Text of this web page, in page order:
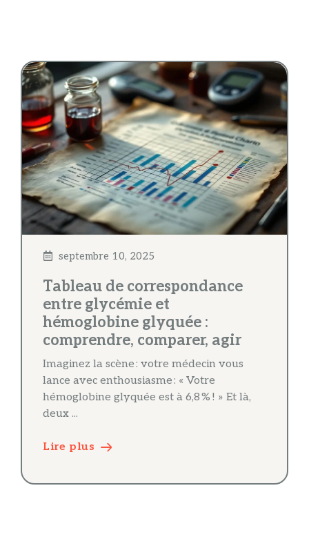
septembre 10, 2025
Tableau de correspondance
entre glycémie et
hémoglobine glyquée :
comprendre, comparer, agir
Imaginez la scène : votre médecin vous
lance avec enthousiasme : « Votre
hémoglobine glyquée est à 6,8 % ! » Et là,
deux ...
Lire plus